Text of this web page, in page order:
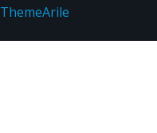
ThemeArile